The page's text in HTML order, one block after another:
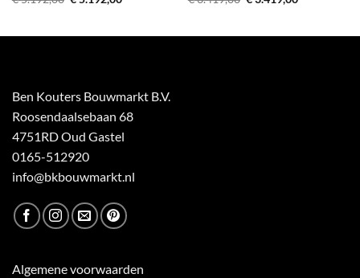
Ben Kouters Bouwmarkt B.V.
Roosendaalsebaan 68
4751RD Oud Gastel
0165-512920
info@bkbouwmarkt.nl
Algemene voorwaarden